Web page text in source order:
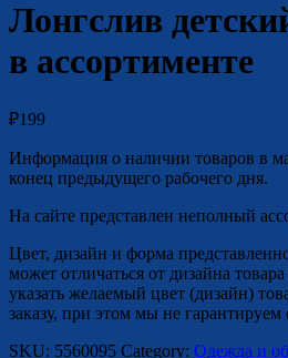
Лонгслив
в ассортименте
₽199
Информация о наличии товаров в
конец предыдущего рабочего дня.
На сайте представлен неполный
Цвет, дизайн и форма
может отличаться от дизайна
указать желаемый цвет (дизайн)
заказу, при этом мы не гарантируем
SKU: 5560095 Category: Одежда и